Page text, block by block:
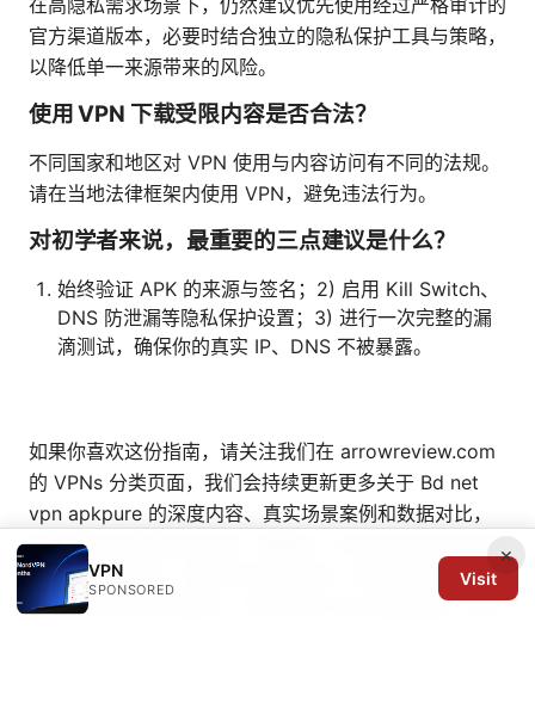
在高隐私需求场景下，仍然建议优先使用经过严格审计的
官方渠道版本，必要时结合独立的隐私保护工具与策略，
以降低单一来源带来的风险。
使用 VPN 下载受限内容是否合法？
不同国家和地区对 VPN 使用与内容访问有不同的法规。
请在当地法律框架内使用 VPN，避免违法行为。
对初学者来说，最重要的三点建议是什么？
始终验证 APK 的来源与签名；2) 启用 Kill Switch、
DNS 防泄漏等隐私保护设置；3) 进行一次完整的漏
滴测试，确保你的真实 IP、DNS 不被暴露。
如果你喜欢这份指南，请关注我们在 arrowreview.com
的 VPNs 分类页面，我们会持续更新更多关于 Bd net
vpn apkpure 的深度内容、真实场景案例和数据对比，
帮助你做出更明智的选择。需要进一步的帮助或有具体设
备、地区的需求，欢迎在评论区留言，我们会结合你的实
际情况给出定制化建议。
新浪下载 VPN 使用指南：在中
×
VPN
SPONSORED
Visit